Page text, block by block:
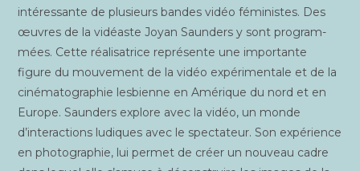
inté­res­sante de plu­sieurs bandes vidéo fémi­nistes. Des
œuvres de la vidéaste Joyan Saun­ders y sont pro­gram­
mées. Cette réa­li­sa­trice repré­sente une impor­tante
figure du mou­ve­ment de la vidéo expé­ri­men­tale et de la
ciné­ma­to­gra­phie les­bienne en Amé­rique du nord et en
Europe. Saun­ders explore avec la vidéo, un monde
d’interactions ludiques avec le spec­ta­teur. Son expé­rience
en pho­to­gra­phie, lui per­met de créer un nou­veau cadre